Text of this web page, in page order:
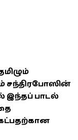
சந்திரபோஸின்
இந்தப் பாடல்